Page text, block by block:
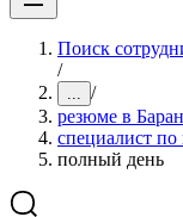
Поиск
/
... /
резюме в
специалист по
полный день